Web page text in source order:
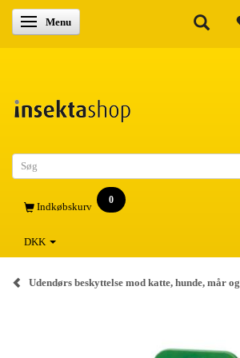
Skifte navigation
Menu
Indkøbskurv
0
DKK
Udendørs beskyttelse mod katte, hunde, mår